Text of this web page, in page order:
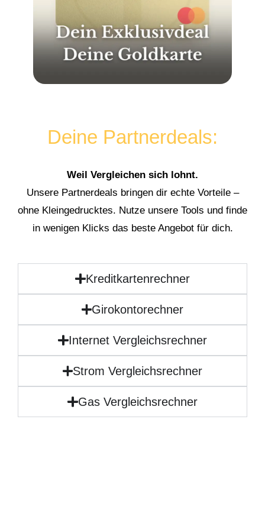
Deine Partnerdeals:
Weil Vergleichen sich lohnt.
Unsere Partnerdeals bringen dir echte Vorteile –
ohne Kleingedrucktes. Nutze unsere Tools und finde
in wenigen Klicks das beste Angebot für dich.
Kreditkartenrechner
Girokontorechner
Internet Vergleichsrechner
Strom Vergleichsrechner
Gas Vergleichsrechner